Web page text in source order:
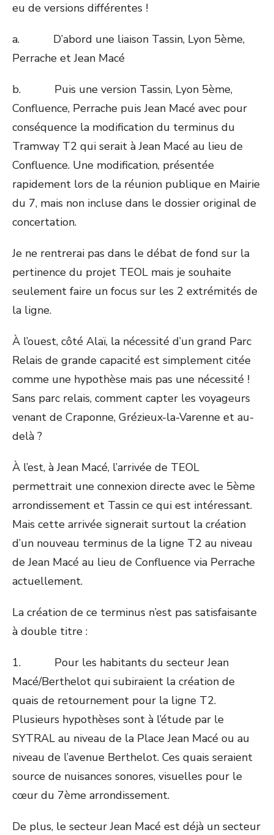
eu de versions différentes !
a. D’abord une liaison Tassin, Lyon 5ème,
Perrache et Jean Macé
b. Puis une version Tassin, Lyon 5ème,
Confluence, Perrache puis Jean Macé avec pour
conséquence la modification du terminus du
Tramway T2 qui serait à Jean Macé au lieu de
Confluence. Une modification, présentée
rapidement lors de la réunion publique en Mairie
du 7, mais non incluse dans le dossier original de
concertation.
Je ne rentrerai pas dans le débat de fond sur la
pertinence du projet TEOL mais je souhaite
seulement faire un focus sur les 2 extrémités de
la ligne.
À l’ouest, côté Alaï, la nécessité d’un grand Parc
Relais de grande capacité est simplement citée
comme une hypothèse mais pas une nécessité !
Sans parc relais, comment capter les voyageurs
venant de Craponne, Grézieux-la-Varenne et au-
delà ?
À l’est, à Jean Macé, l’arrivée de TEOL
permettrait une connexion directe avec le 5ème
arrondissement et Tassin ce qui est intéressant.
Mais cette arrivée signerait surtout la création
d’un nouveau terminus de la ligne T2 au niveau
de Jean Macé au lieu de Confluence via Perrache
actuellement.
La création de ce terminus n’est pas satisfaisante
à double titre :
1. Pour les habitants du secteur Jean
Macé/Berthelot qui subiraient la création de
quais de retournement pour la ligne T2.
Plusieurs hypothèses sont à l’étude par le
SYTRAL au niveau de la Place Jean Macé ou au
niveau de l’avenue Berthelot. Ces quais seraient
source de nuisances sonores, visuelles pour le
cœur du 7ème arrondissement.
De plus, le secteur Jean Macé est déjà un secteur